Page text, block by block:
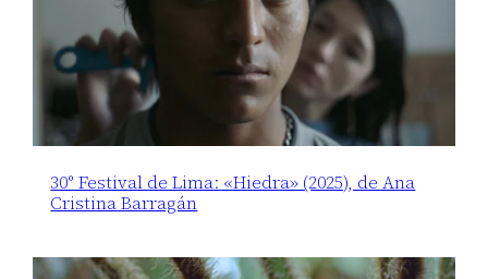
30° Festival de Lima: «Hiedra» (2025), de Ana
Cristina Barragán